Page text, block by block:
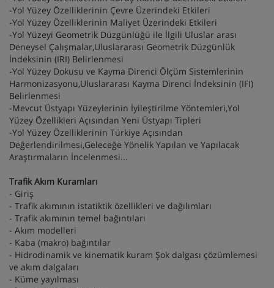
-Yol Yüzey Özelliklerinin Çevre Üzerindeki Etkileri
-Yol Yüzey Özelliklerinin Maliyet Üzerindeki Etkileri
-Yol Yüzeyi Geometrik Düzgünlüğü ile İlgili Uluslar arası
Deneysel Çalışmalar,Uluslararası Geometrik Düzgünlük
İndeksinin (IRI) Belirlenmesi
-Yol Yüzey Dokusu ve Kayma Direnci Ölçüm Sistemlerinin
Harmonizasyonu,Uluslararası Kayma Direnci İndeksinin (IFI)
Belirlenmesi
-Mevcut Üstyapı Yüzeylerinin İyileştirilme Yöntemleri,Yol
Yüzey Özellikleri Açısından Yeni Üstyapı Tipleri
-Yol Yüzey Özelliklerinin Türkiye Açısından
Değerlendirilmesi,Geleceğe Yönelik Yapılan ve Yapılacak
Araştırmaların İncelenmesi...
Trafik Akım Kuramları
- Giriş
- Trafik akımının istatiktik özellikleri ve dağılımları
- Trafik akımının temel bağıntıları
- Akım modelleri
- Kaba (makro) bağıntılar
- Hidrodinamik ve kinematik kuram Şok dalgası çözümlemesi
ve akım dalgaları
- Küme yayılması